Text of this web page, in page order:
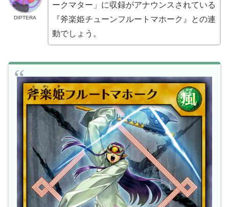
DIPTERA
ークマター」に収録がアナウンスされている
『斧楽姫チューンフルートマホーク』との連
動でしょう。